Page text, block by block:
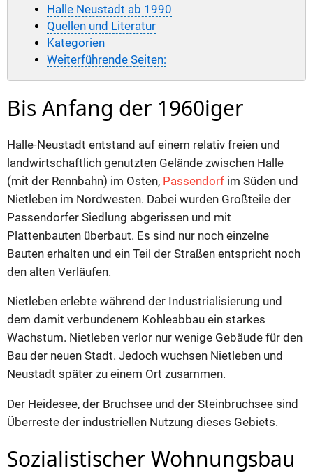
Halle Neustadt ab 1990
Quellen und Literatur
Kategorien
Weiterführende Seiten:
Bis Anfang der 1960iger
Halle-Neustadt entstand auf einem relativ freien und
landwirtschaftlich genutzten Gelände zwischen Halle
(mit der Rennbahn) im Osten, Passendorf im Süden und
Nietleben im Nordwesten. Dabei wurden Großteile der
Passendorfer Siedlung abgerissen und mit
Plattenbauten überbaut. Es sind nur noch einzelne
Bauten erhalten und ein Teil der Straßen entspricht noch
den alten Verläufen.
Nietleben erlebte während der Industrialisierung und
dem damit verbundenem Kohleabbau ein starkes
Wachstum. Nietleben verlor nur wenige Gebäude für den
Bau der neuen Stadt. Jedoch wuchsen Nietleben und
Neustadt später zu einem Ort zusammen.
Der Heidesee, der Bruchsee und der Steinbruchsee sind
Überreste der industriellen Nutzung dieses Gebiets.
Sozialistischer Wohnungsbau